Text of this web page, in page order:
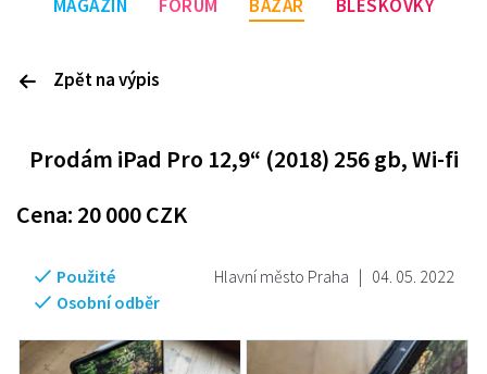
MAGAZÍN FÓRUM BAZAR BLESKOVKY
Zpět na výpis
Prodám iPad Pro 12,9“ (2018) 256 gb, Wi-fi
Cena: 20 000CZK
Hlavní město Praha | 04. 05. 2022
Použité
Osobní odběr